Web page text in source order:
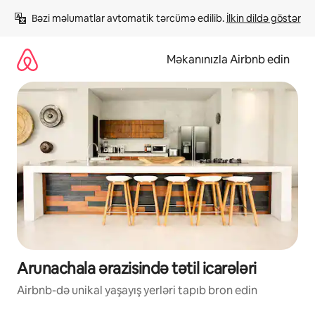
keç
Bəzi məlumatlar avtomatik tərcümə edilib. İlkin dildə göstər
Məkanınızla Airbnb edin
Arunachala ərazisində tətil icarələri
Airbnb-də unikal yaşayış yerləri tapıb bron edin